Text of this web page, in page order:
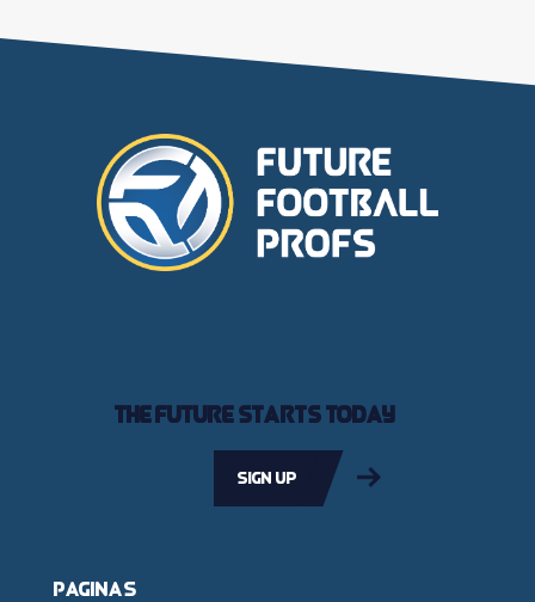
The future starts today
Sign up
Pagina's